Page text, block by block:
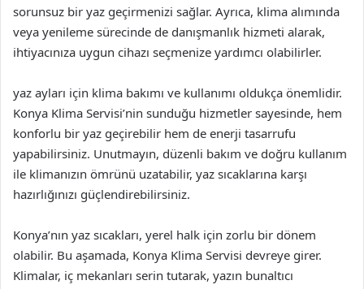
sorunsuz bir yaz geçirmenizi sağlar. Ayrıca, klima alımında
veya yenileme sürecinde de danışmanlık hizmeti alarak,
ihtiyacınıza uygun cihazı seçmenize yardımcı olabilirler.
yaz ayları için klima bakımı ve kullanımı oldukça önemlidir.
Konya Klima Servisi’nin sunduğu hizmetler sayesinde, hem
konforlu bir yaz geçirebilir hem de enerji tasarrufu
yapabilirsiniz. Unutmayın, düzenli bakım ve doğru kullanım
ile klimanızın ömrünü uzatabilir, yaz sıcaklarına karşı
hazırlığınızı güçlendirebilirsiniz.
Konya’nın yaz sıcakları, yerel halk için zorlu bir dönem
olabilir. Bu aşamada, Konya Klima Servisi devreye girer.
Klimalar, iç mekanları serin tutarak, yazın bunaltıcı